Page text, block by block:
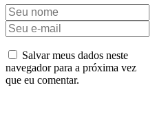
Salvar meus dados neste
navegador para a próxima vez
que eu comentar.